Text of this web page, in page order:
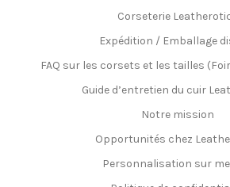
Corseterie
Expédition / Emballage
FAQ sur les corsets et les tailles
Guide d’entretien du cuir
Notre mission
Opportunités chez
Personnalisation sur